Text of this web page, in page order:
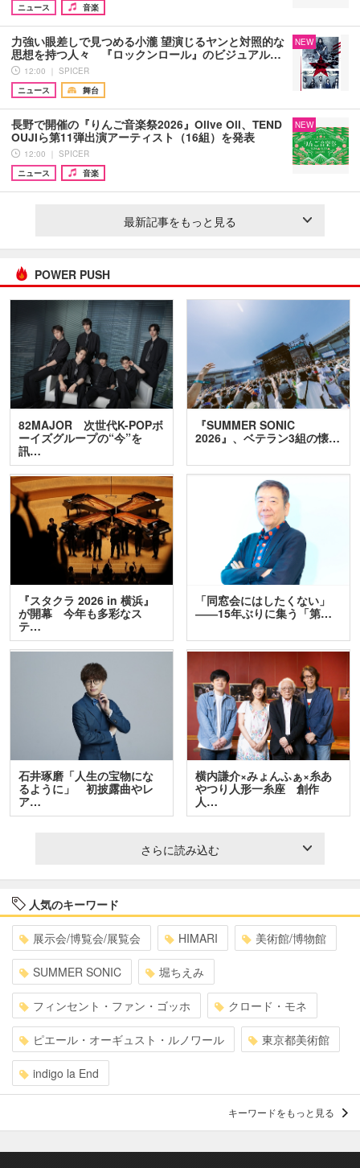
ニュース
音楽
力強い眼差しで見つめる小瀧 望演じるヤンと対照的な
思想を持つ人々 『ロックンロール』のビジュアル…
12:00 ｜ SPICER
ニュース
舞台
NEW
長野で開催の『りんご音楽祭2026』Olive Oil、TEND
OUJIら第11弾出演アーティスト（16組）を発表
12:00 ｜ SPICER
ニュース
音楽
NEW
最新記事をもっと見る
POWER PUSH
82MAJOR 次世代K-POPボ
ーイズグループの“今”を
訊…
『SUMMER SONIC
2026』、ベテラン3組の懐…
『スタクラ 2026 in 横浜』
が開幕 今年も多彩なス
テ…
「同窓会にはしたくない」
――15年ぶりに集う「第…
石井琢磨「人生の宝物にな
るように」 初披露曲やレ
ア…
横内謙介×みょんふぁ×糸あ
やつり人形一糸座 創作
人…
さらに読み込む
人気のキーワード
展示会/博覧会/展覧会 HIMARI 美術館/博物館
SUMMER SONIC 堀ちえみ
フィンセント・ファン・ゴッホ クロード・モネ
ピエール・オーギュスト・ルノワール 東京都美術館
indigo la End
キーワードをもっと見る